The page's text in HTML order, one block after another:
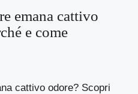
emana cattivo
e come
cattivo odore? Scopri